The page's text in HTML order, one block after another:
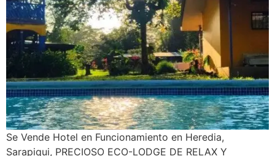
Se Vende Hotel en Funcionamiento en Heredia,
Sarapiqui, PRECIOSO ECO-LODGE DE RELAX Y